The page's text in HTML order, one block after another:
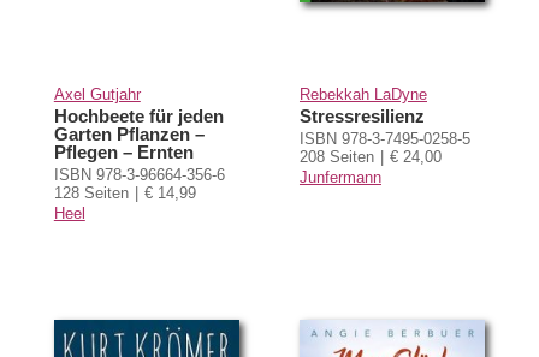
Axel Gutjahr
Hochbeete für jeden
Garten Pflanzen –
Pflegen – Ernten
ISBN 978-3-96664-356-6
128 Seiten
€ 14,99
Heel
Rebekkah LaDyne
Stressresilienz
ISBN 978-3-7495-0258-5
208 Seiten
€ 24,00
Junfermann